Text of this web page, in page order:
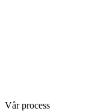
Vår process